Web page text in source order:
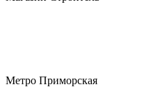
Метро Приморская